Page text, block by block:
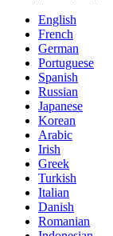
English
French
German
Portuguese
Spanish
Russian
Japanese
Korean
Arabic
Irish
Greek
Turkish
Italian
Danish
Romanian